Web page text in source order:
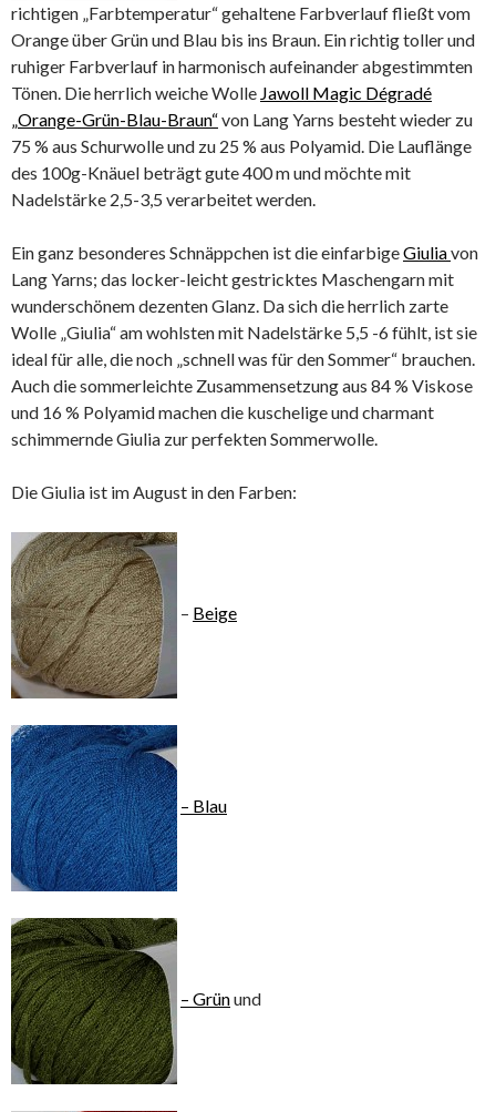
richtigen „Farbtemperatur“ gehaltene Farbverlauf fließt vom
Orange über Grün und Blau bis ins Braun. Ein richtig toller und
ruhiger Farbverlauf in harmonisch aufeinander abgestimmten
Tönen. Die herrlich weiche Wolle Jawoll Magic Dégradé
„Orange-Grün-Blau-Braun“von Lang Yarns besteht wieder zu
75 % aus Schurwolle und zu 25 % aus Polyamid. Die Lauflänge
des 100g-Knäuel beträgt gute 400 m und möchte mit
Nadelstärke 2,5-3,5 verarbeitet werden.
Ein ganz besonderes Schnäppchen ist die einfarbigeGiuliavon
Lang Yarns; das locker-leicht gestricktes Maschengarn mit
wunderschönem dezenten Glanz. Da sich die herrlich zarte
Wolle „Giulia“ am wohlsten mit Nadelstärke 5,5 -6 fühlt, ist sie
ideal für alle, die noch „schnell was für den Sommer“ brauchen.
Auch die sommerleichte Zusammensetzung aus 84 % Viskose
und 16 % Polyamid machen die kuschelige und charmant
schimmernde Giulia zur perfekten Sommerwolle.
Die Giulia ist im August in den Farben:
– Beige
– Blau
– Grünund